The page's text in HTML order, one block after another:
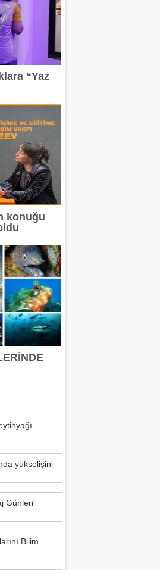
“Yaz
konuğu
yükselişini
Günleri'
Bilim